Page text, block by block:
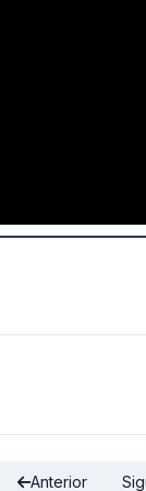
Anterior